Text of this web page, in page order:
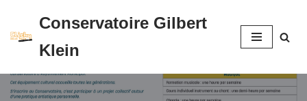
Aller
contenu
Conservatoire Gilbert
Klein